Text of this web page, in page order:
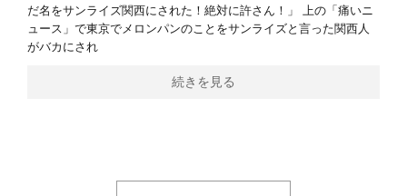
だ名をサンライズ関西にされた！絶対に許さん！」 上の「痛いニ
ュース」で東京でメロンパンのことをサンライズと言った関西人
がバカにされ
続きを見る